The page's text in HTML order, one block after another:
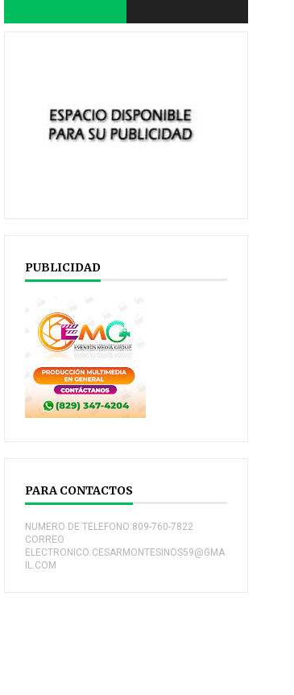
PUBLICIDAD
PARA CONTACTOS
NUMERO DE TELEFONO:809-760-7822
CORREO
ELECTRONICO:CESARMONTESINOS59@GMA
IL.COM